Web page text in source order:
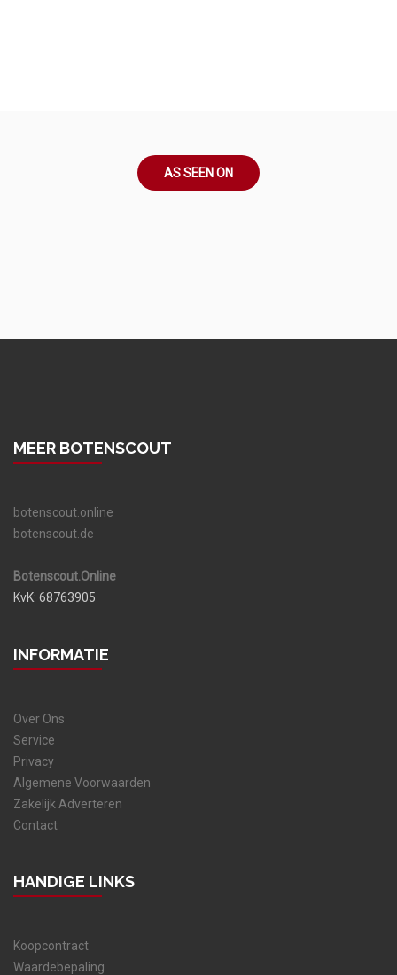
AS SEEN ON
MEER BOTENSCOUT
botenscout.online
botenscout.de
Botenscout.Online
KvK: 68763905
INFORMATIE
Over Ons
Service
Privacy
Algemene Voorwaarden
Zakelijk Adverteren
Contact
HANDIGE LINKS
Koopcontract
Waardebepaling